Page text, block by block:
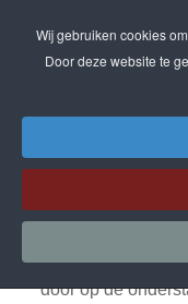
De cookies op
Deze beslissing
door op de
Wij gebruiken cookies
Door deze website te